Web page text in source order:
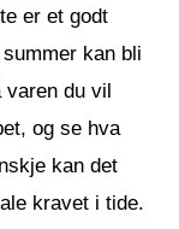
er et godt
kan bli
du vil
og se hva
kan det
kravet i tide.